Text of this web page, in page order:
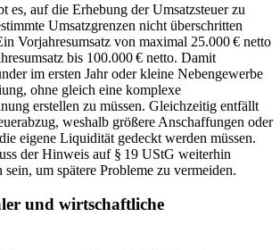
es, auf die Erhebung der Umsatzsteuer zu
Umsatzgrenzen nicht überschritten
Vorjahresumsatz von maximal 25.000€ netto
bis 100.000€ netto. Damit
im ersten Jahr oder kleine Nebengewerbe
ohne gleich eine komplexe
erstellen zu müssen. Gleichzeitig entfällt
weshalb größere Anschaffungen oder
eigene Liquidität gedeckt werden müssen.
der Hinweis auf § 19 UStG weiterhin
sein, um spätere Probleme zu vermeiden.
und wirtschaftliche